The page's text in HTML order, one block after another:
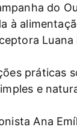
do
à
práticas
e
Ana